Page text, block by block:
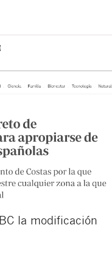
la modificación